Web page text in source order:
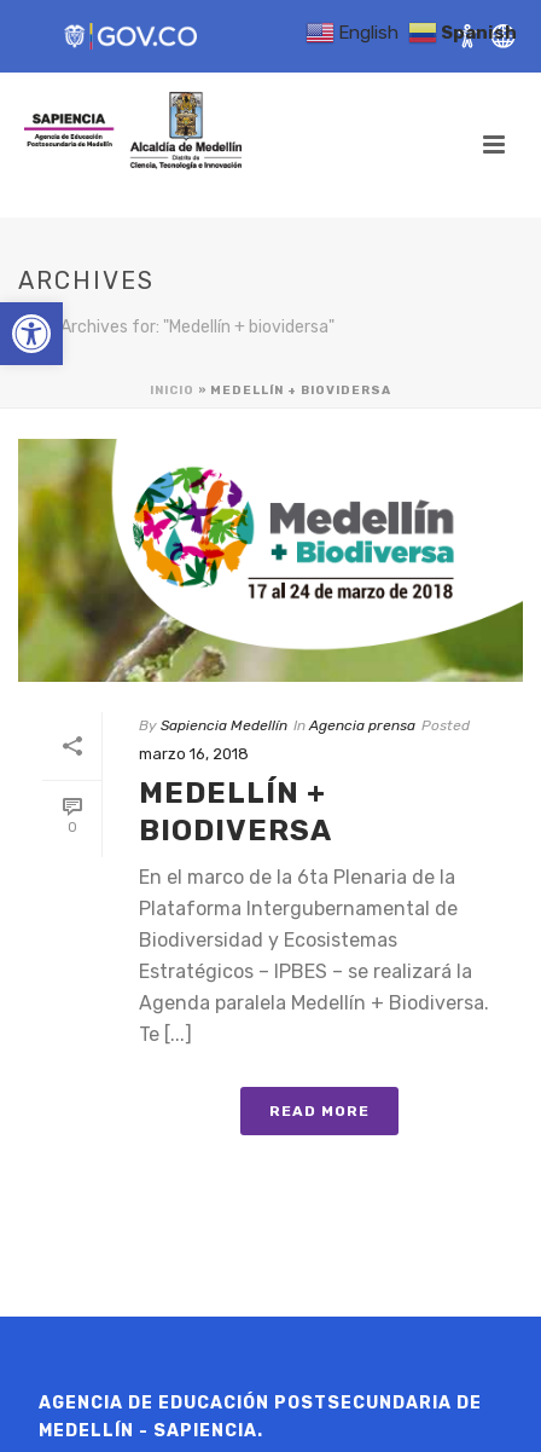
Open toolbar
ARCHIVES
Tag Archives for: "Medellín + biovidersa"
INICIO » MEDELLÍN + BIOVIDERSA
0
By Sapiencia Medellín In Agencia prensa Posted
marzo 16, 2018
MEDELLÍN +
BIODIVERSA
En el marco de la 6ta Plenaria de la
Plataforma Intergubernamental de
Biodiversidad y Ecosistemas
Estratégicos – IPBES – se realizará la
Agenda paralela Medellín + Biodiversa.
Te [...]
READ MORE
AGENCIA DE EDUCACIÓN POSTSECUNDARIA DE
MEDELLÍN - SAPIENCIA.
English Spanish